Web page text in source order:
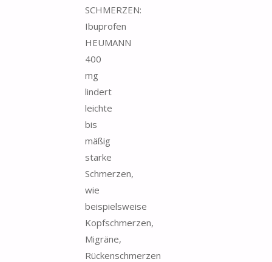
SCHMERZEN:
Ibuprofen
HEUMANN
400
mg
lindert
leichte
bis
mäßig
starke
Schmerzen,
wie
beispielsweise
Kopfschmerzen,
Migräne,
Rückenschmerzen